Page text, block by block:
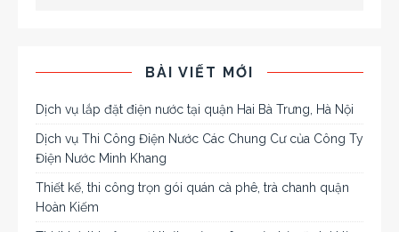
BÀI VIẾT MỚI
Dịch vụ lắp đặt điện nước tại quận Hai Bà Trưng, Hà Nội
Dịch vụ Thi Công Điện Nước Các Chung Cư của Công Ty
Điện Nước Minh Khang
Thiết kế, thi công trọn gói quán cà phê, trà chanh quận
Hoàn Kiếm